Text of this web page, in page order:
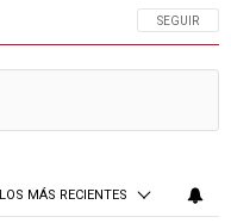
SIGA ESTA
SEGUIR
LOS MÁS RECIENTES